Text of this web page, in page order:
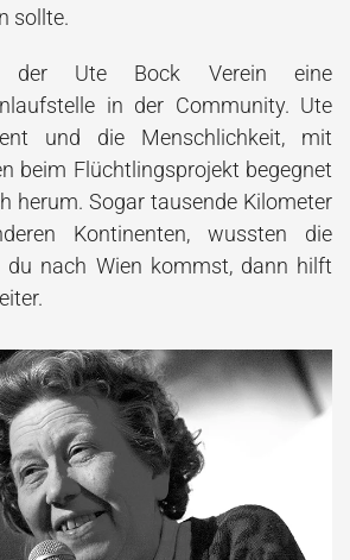
sollte.
der Ute Bock Verein eine
in der Community. Ute
und die Menschlichkeit, mit
beim Flüchtlingsprojekt begegnet
herum. Sogar tausende Kilometer
Kontinenten, wussten die
du nach Wien kommst, dann hilft